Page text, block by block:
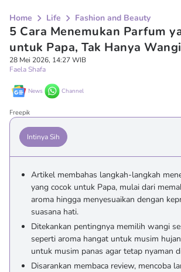
Home Life Fashion and Beauty
5 Cara Menemukan Parfum
untuk Papa, Tak Hanya
28 Mei 2026, 14:27 WIB
Faela Shafa
News Channel
Freepik
Intinya Sih
Artikel membahas langkah-langkah
yang cocok untuk Papa, mulai dari
aroma hingga menyesuaikan dengan
suasana hati.
Ditekankan pentingnya memilih wangi
seperti aroma hangat untuk musim
untuk musim panas agar tetap nyaman
Disarankan membaca review, mencoba